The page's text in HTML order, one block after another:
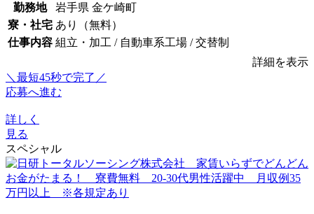
勤務地
岩手県 金ケ崎町
寮・社宅 あり（無料）
仕事内容 組立・加工 / 自動車系工場 / 交替制
詳細を表示
＼最短45秒で完了／
応募へ進む
詳しく
見る
スペシャル